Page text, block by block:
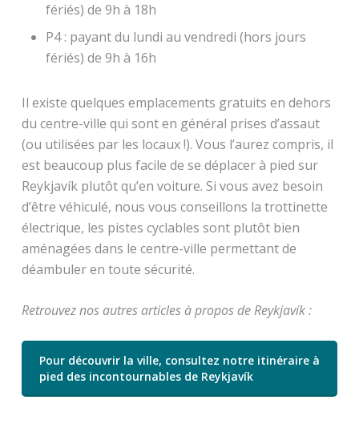
fériés) de 9h à 18h
P4 : payant du lundi au vendredi (hors jours
fériés) de 9h à 16h
Il existe quelques emplacements gratuits en dehors
du centre-ville qui sont en général prises d’assaut
(ou utilisées par les locaux !). Vous l’aurez compris, il
est beaucoup plus facile de se déplacer à pied sur
Reykjavík plutôt qu’en voiture. Si vous avez besoin
d’être véhiculé, nous vous conseillons la trottinette
électrique, les pistes cyclables sont plutôt bien
aménagées dans le centre-ville permettant de
déambuler en toute sécurité.
Retrouvez nos autres articles à propos de Reykjavík :
Pour découvrir la ville, consultez notre itinéraire à
pied des incontournables de Reykjavík